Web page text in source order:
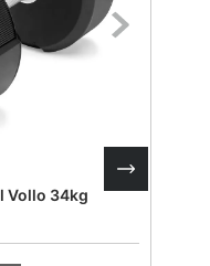
Vollo 34kg